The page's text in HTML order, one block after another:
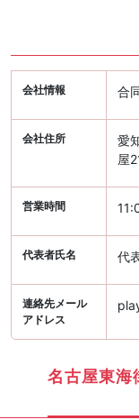
会社情報 合
会社住所
愛
屋
営業時間
代表者氏名 代
連絡先メール
アドレス
名古屋東海